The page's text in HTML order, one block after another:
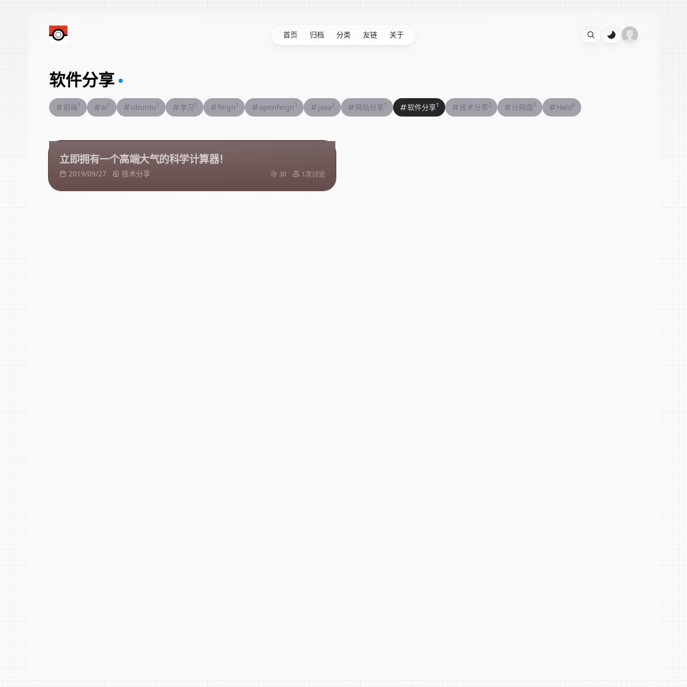
首页 归档 分类 友链 关于
软件分享
前端1 ai 1 ubuntu 1 学习 1 feign1 openfeign1 java2 网站分享1 软件分享1 技术分享2 计网盘1 Halo0
立即拥有一个高端大气的科学计算器！
2019/09/27 技术分享 30 1次讨论